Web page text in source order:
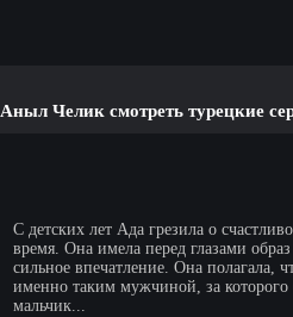
Аныл Челик смотреть турецкие
С детских лет Ада грезила о
время. Она имела перед глазами
сильное впечатление. Она полагала,
именно таким мужчиной, за
мальчик...